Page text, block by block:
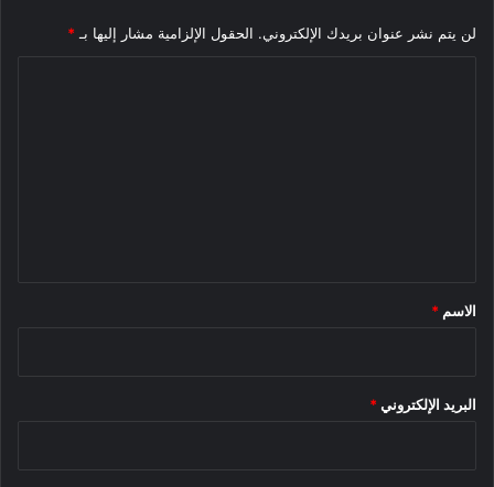
لن يتم نشر عنوان بريدك الإلكتروني. الحقول الإلزامية مشار إليها بـ *
*
الاسم *
البريد الإلكتروني *